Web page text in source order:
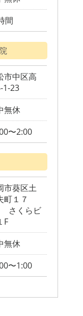
間
市中区高
1-23
無休
〜2:00
市葵区土
町１７
さくらビ
F
無休
〜1:00